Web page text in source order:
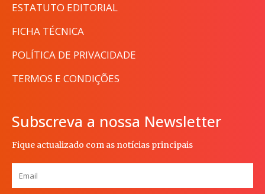
ESTATUTO EDITORIAL
FICHA TÉCNICA
POLÍTICA DE PRIVACIDADE
TERMOS E CONDIÇÕES
Subscreva a nossa Newsletter
Fique actualizado com as notícias principais